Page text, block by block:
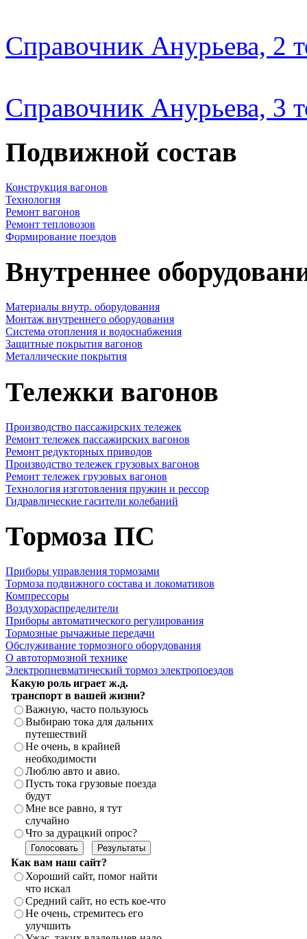
Справочник Анурьева, 2
Справочник Анурьева, 3
Подвижной состав
Конструкция вагонов
Технология
Ремонт вагонов
Ремонт тепловозов
Формирование поездов
Внутреннее
Материалы внутр. оборудования
Монтаж внутреннего оборудования
Cистема отопления и водоснабжения
Защитные покрытия вагонов
Металлические покрытия
Тележки вагонов
Производство пассажирских тележек
Ремонт тележек пассажирских вагонов
Ремонт редукторных приводов
Производство тележек грузовых вагонов
Ремонт тележек грузовых вагонов
Технология изготовления пружин и рессор
Гидравлические гасители колебаний
Тормоза ПС
Приборы управления тормозами
Тормоза подвижного состава и локомативов
Компрессоры
Воздухораспределители
Приборы автоматического регулирования
Тормозные рычажные передачи
Обслуживание тормозного оборудования
О автотормозной технике
Электропневматический тормоз электропоездов
Какую роль играет ж.д.
транспорт в вашей жизни?
Важную, часто пользуюсь
Выбираю тока для дальних
путешествий
Не очень, в крайней
необходимости
Люблю авто и авио.
Пусть тока грузовые поезда
будут
Мне все равно, я тут
случайно
Что за дурацкий опрос?
Как вам наш сайт?
Хороший сайт, помог найти
что искал
Средний сайт, но есть кое-что
Не очень, стремитесь его
улучшить